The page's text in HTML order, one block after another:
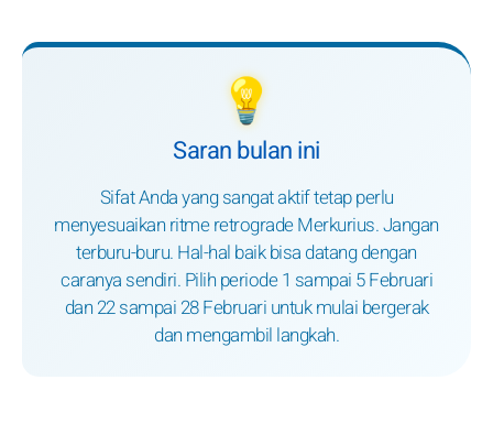
💡
Saran bulan ini
Sifat Anda yang sangat aktif tetap perlu
menyesuaikan ritme retrograde Merkurius. Jangan
terburu-buru. Hal-hal baik bisa datang dengan
caranya sendiri. Pilih periode 1 sampai 5 Februari
dan 22 sampai 28 Februari untuk mulai bergerak
dan mengambil langkah.